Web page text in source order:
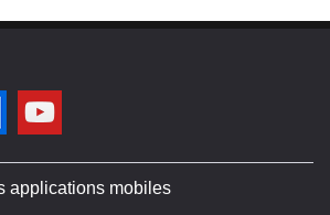
applications mobiles